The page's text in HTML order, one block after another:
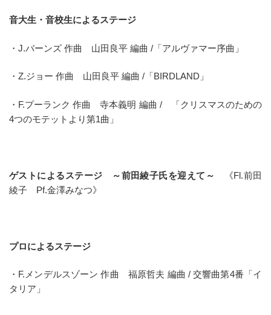
音大生・音校生によるステージ
・J.バーンズ 作曲 山田良平 編曲 /「アルヴァマー序曲」
・Z.ジョー 作曲 山田良平 編曲 /「BIRDLAND」
・F.プーランク 作曲 寺本義明 編曲 / 「クリスマスのための
4つのモテットより第1曲」
ゲストによるステージ ～前田綾子氏を迎えて～
《Fl.前田
綾子 Pf.金澤みなつ》
プロによるステージ
・F.メンデルスゾーン 作曲 福原哲夫 編曲 / 交響曲第4番「イ
タリア」